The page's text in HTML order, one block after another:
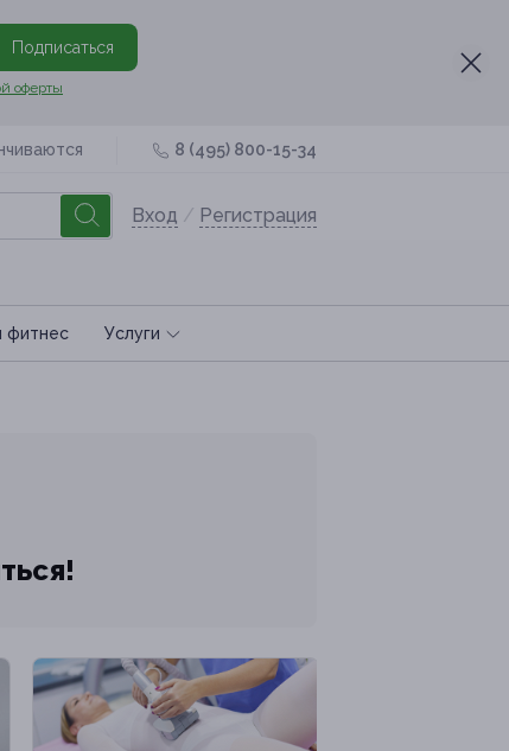
Подписаться
оферты
8 (495) 800-15-34
Вход / Регистрация
фитнес Услуги